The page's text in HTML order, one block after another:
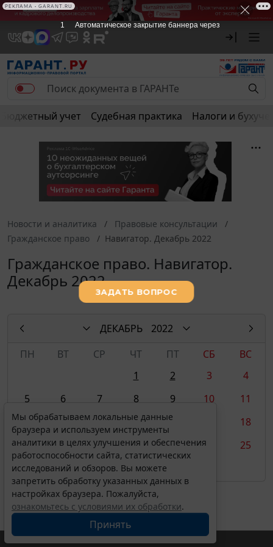
Бюджетный учет Судебная практика Налоги и
Новости и аналитика
Правовые консультации
Гражданское право
Навигатор. Декабрь 2022
Гражданское право. Навигатор.
Декабрь 2022
ДЕКАБРЬ
2022
ПН
ВТ СР ЧТ ПТ СБ
ВС
1
2 3
4
5
6 7 8 9 10
11
12
13 14 15 16
18
19
20 21 22 23 24
25
26
27 28 29
Мы обрабатываем локальные данные
браузера и используем инструменты
аналитики в целях улучшения и обеспечения
работоспособности сайта, статистических
исследований и обзоров. Вы можете
запретить обработку указанных данных в
настройках браузера. Пожалуйста,
ознакомьтесь с условиями их обработки.
Принять
1 Автоматическое закрытие баннера через
РЕКЛАМА • GARANT.RU